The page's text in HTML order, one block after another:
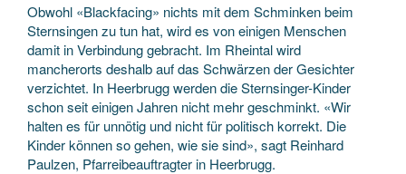
Obwohl «Blackfacing» nichts mit dem Schminken beim
Sternsingen zu tun hat, wird es von einigen Menschen
damit in Verbindung gebracht. Im Rheintal wird
mancherorts deshalb auf das Schwärzen der Gesichter
verzichtet. In Heerbrugg werden die Sternsinger-Kinder
schon seit einigen Jahren nicht mehr geschminkt. «Wir
halten es für unnötig und nicht für politisch korrekt. Die
Kinder können so gehen, wie sie sind», sagt Reinhard
Paulzen, Pfarreibeauftragter in Heerbrugg.